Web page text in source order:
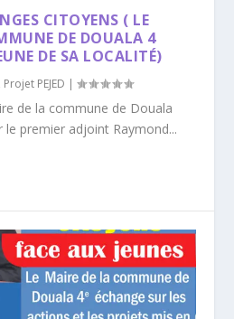
CITOYENS ( LE
DE DOUALA 4
DE SA LOCALITÉ)
Projet PEJED |
de la commune de Douala
le premier adjoint Raymond...